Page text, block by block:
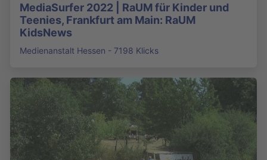
MediaSurfer 2022 | RaUM für Kinder und
Teenies, Frankfurt am Main: RaUM
KidsNews
Medienanstalt Hessen - 7198 Klicks